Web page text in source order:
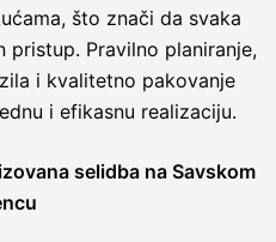
što znači da svaka
pristup. Pravilno planiranje,
i kvalitetno pakovanje
i efikasnu realizaciju.
selidba na Savskom